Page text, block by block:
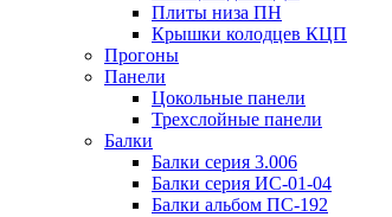
Плиты низа ПН
Крышки колодцев КЦП
Прогоны
Панели
Цокольные панели
Трехслойные панели
Балки
Балки серия 3.006
Балки серия ИС-01-04
Балки альбом ПС-192